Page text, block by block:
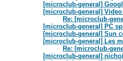
[microclub-general]
[microclub-general]
Re: [microclub-
[microclub-general] PC
[microclub-general] Sun
[microclub-general] Les
Re: [microclub-
[microclub-general]